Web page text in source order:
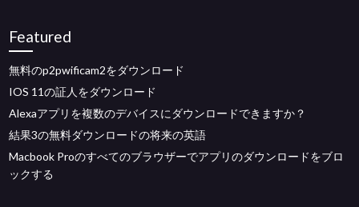
Featured
無料のp2pwificam2をダウンロード
IOS 11の証人をダウンロード
Alexaアプリを複数のデバイスにダウンロードできますか？
結果3の無料ダウンロードの将来の英語
Macbook Proのすべてのブラウザーでアプリのダウンロードをブロ
ックする